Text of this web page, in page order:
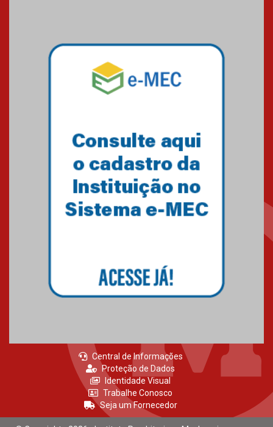
Central de Informações
Proteção de Dados
Identidade Visual
Trabalhe Conosco
Seja um Fornecedor